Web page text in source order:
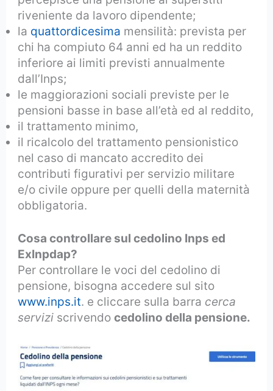
riveniente da lavoro dipendente;
la quattordicesima mensilità: prevista per
chi ha compiuto 64 anni ed ha un reddito
inferiore ai limiti previsti annualmente
dall’Inps;
le maggiorazioni sociali previste per le
pensioni basse in base all’età ed al reddito,
il trattamento minimo,
il ricalcolo del trattamento pensionistico
nel caso di mancato accredito dei
contributi figurativi per servizio militare
e/o civile oppure per quelli della maternità
obbligatoria.
Cosa controllare sul cedolino Inps ed
ExInpdap?
Per controllare le voci del cedolino di
pensione, bisogna accedere sul sito
www.inps.it. e cliccare sulla barra cerca
servizi scrivendocedolino della pensione.